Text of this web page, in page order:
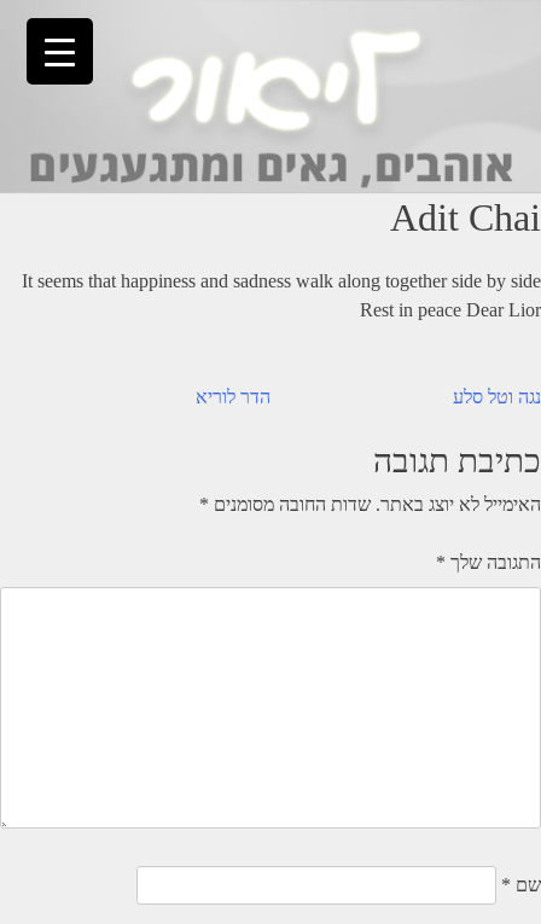
Adit Chai
It seems that happiness and sadness walk along together side by side
Rest in peace Dear Lior
ניווט הדר לוריא נגה וטל סלע
כתיבת תגובה
האימייל לא יוצג באתר. שדות החובה מסומנים *
התגובה שלך *
שם *